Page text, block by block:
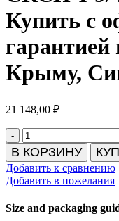
Купить с
гарантией
Крыму,
21 148,00 ₽
Количество
товара
Стеллаж
кухонный
СКСПЧ-9/4/0,4/0,2/
|
В КОРЗИНУ
Добавить к сравнению
Добавить в пожелания
Size and packaging